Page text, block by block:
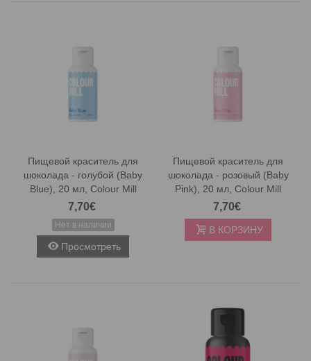
Пищевой краситель для
шоколада - голубой (Baby
Blue), 20 мл, Colour Mill
7,70€
Нет в наличии
Просмотреть
Пищевой краситель для
шоколада - розовый (Baby
Pink), 20 мл, Colour Mill
7,70€
В КОРЗИНУ